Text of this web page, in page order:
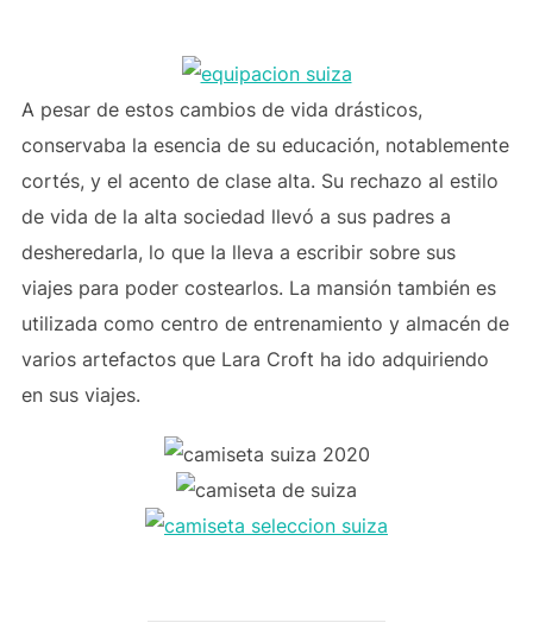
A pesar de estos cambios de vida drásticos,
conservaba la esencia de su educación, notablemente
cortés, y el acento de clase alta. Su rechazo al estilo
de vida de la alta sociedad llevó a sus padres a
desheredarla, lo que la lleva a escribir sobre sus
viajes para poder costearlos. La mansión también es
utilizada como centro de entrenamiento y almacén de
varios artefactos que Lara Croft ha ido adquiriendo
en sus viajes.